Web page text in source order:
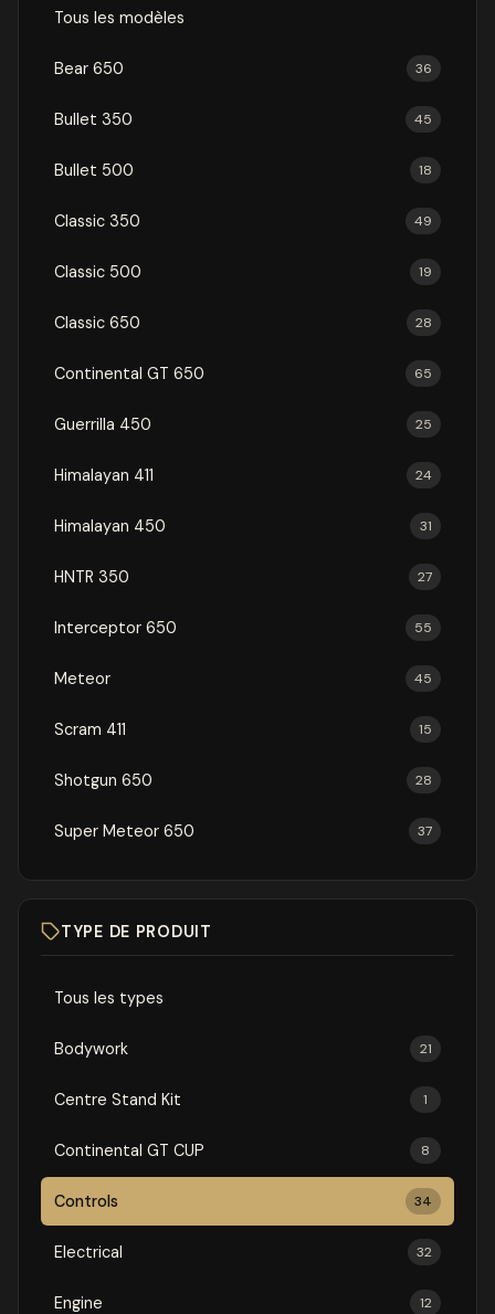
Tous les modèles
Bear 650 36
Bullet 350 45
Bullet 500 18
Classic 350 49
Classic 500 19
Classic 650 28
Continental GT 650 65
Guerrilla 450 25
Himalayan 411 24
Himalayan 450 31
HNTR 350 27
Interceptor 650 55
Meteor 45
Scram 411 15
Shotgun 650 28
Super Meteor 650 37
TYPE DE PRODUIT
Tous les types
Bodywork 21
Centre Stand Kit 1
Continental GT CUP 8
Controls 34
Electrical 32
Engine 12